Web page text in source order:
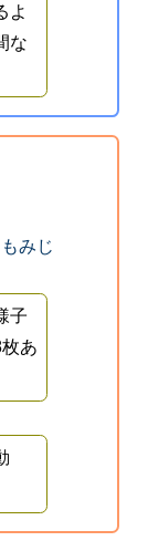
よ
な
みじ
子
あ